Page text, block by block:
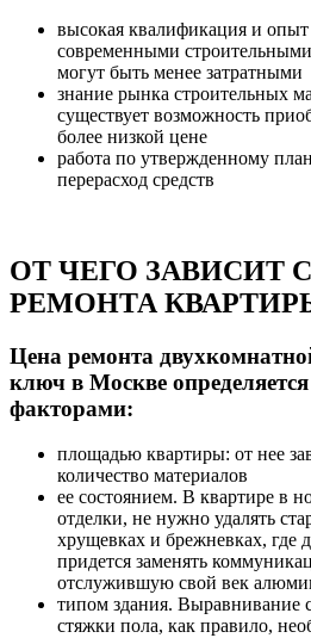
высокая квалификация и
современными
могут быть менее затратными
знание рынка строительных
существует возможность
более низкой цене
работа по утвержденному
перерасход средств
ОТ ЧЕГО ЗАВИСИТ
РЕМОНТА
Цена ремонта
ключ в Москве
факторами:
площадью квартиры: от нее
количество материалов
ее состоянием. В квартире в
отделки, не нужно удалять
хрущевках и брежневках, где
придется заменять
отслужившую свой век
типом здания. Выравнивание
стяжки пола, как правило,